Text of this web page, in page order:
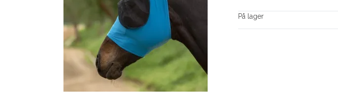
På lager